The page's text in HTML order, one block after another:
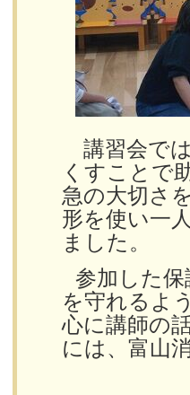
講習会で
くすことで
急の大切さ
形を使い一
ました。
参加した
を守れるよ
心に講師の
には、富山